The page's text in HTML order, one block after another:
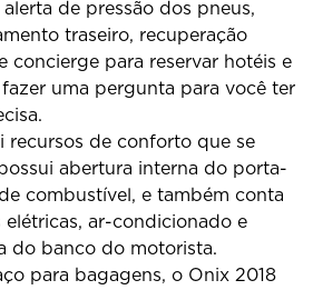
de pressão dos pneus,
traseiro, recuperação
concierge para reservar hotéis e
uma pergunta para você ter
recursos de conforto que se
abertura interna do porta-
combustível, e também conta
ar-condicionado e
do banco do motorista.
para bagagens, o Onix 2018